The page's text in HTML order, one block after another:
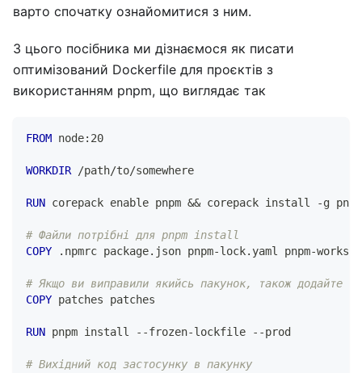
варто спочатку ознайомитися з ним.
З цього посібника ми дізнаємося як писати
оптимізований Dockerfile для проєктів з
використанням pnpm, що виглядає так
FROM node:20
WORKDIR /path/to/somewhere
RUN corepack enable pnpm && corepack install -g
# Файли потрібні для pnpm install
COPY .npmrc package.json pnpm-lock.yaml pnpm-
# Якщо ви виправили якийсь пакунок, також додайте
COPY patches patches
RUN pnpm install --frozen-lockfile --prod
# Вихідний код застосунку в пакунку